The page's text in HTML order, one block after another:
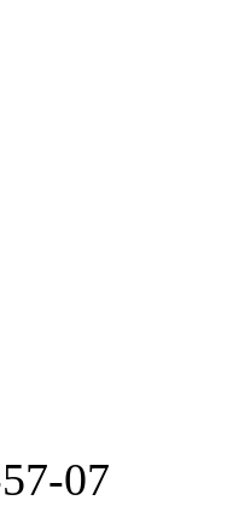
07